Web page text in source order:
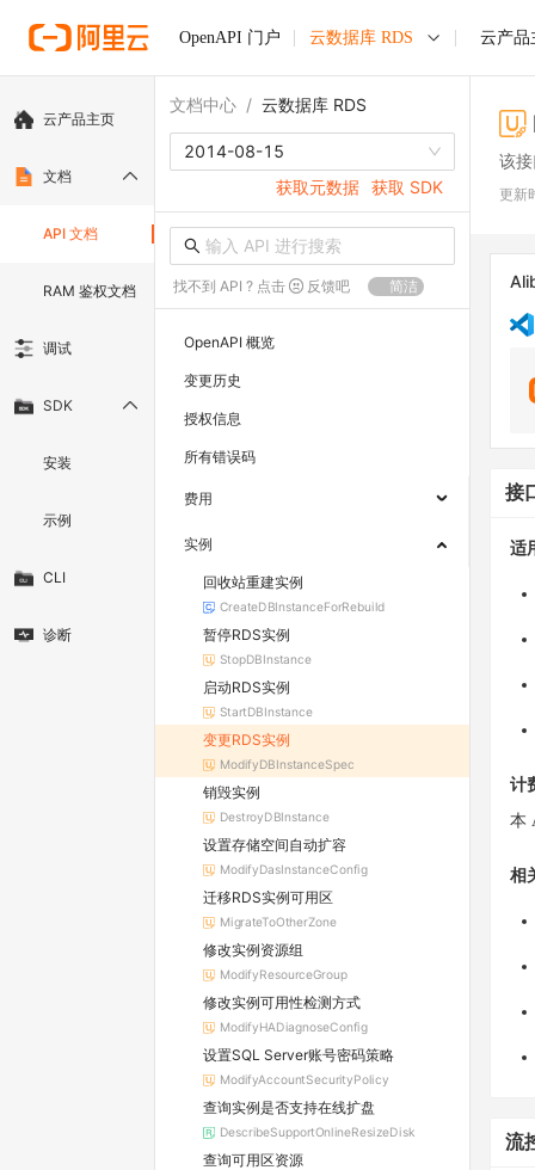
OpenAPI 门户 云数据库 RDS 云产品
云产品主页
文档
API 文档
RAM 鉴权文档
调试
SDK
安装
示例
CLI
诊断
文档中心 / 云数据库 RDS
2014-08-15
获取元数据 获取 SDK
找不到 API ? 点击 反馈吧 简洁
OpenAPI 概览
变更历史
授权信息
所有错误码
费用
实例
回收站重建实例
CreateDBInstanceForRebuild
暂停RDS实例
StopDBInstance
启动RDS实例
StartDBInstance
变更RDS实例
ModifyDBInstanceSpec
销毁实例
DestroyDBInstance
设置存储空间自动扩容
ModifyDasInstanceConfig
迁移RDS实例可用区
MigrateToOtherZone
修改实例资源组
ModifyResourceGroup
修改实例可用性检测方式
ModifyHADiagnoseConfig
设置SQL Server账号密码策略
ModifyAccountSecurityPolicy
查询实例是否支持在线扩盘
DescribeSupportOnlineResizeDisk
查询可用区资源
该
更新
接
适
计
本
相
流